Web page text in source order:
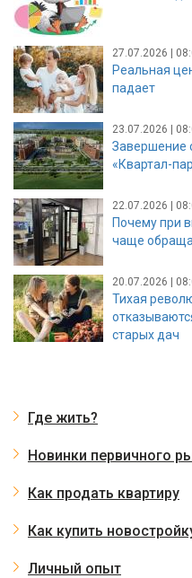
27.07.2026 |
Реальная
падает
23.07.2026 |
Завершение
«Квартал-
22.07.2026 |
Почему при
чаще
20.07.2026 |
Тихая
старых дач
Где жить?
Новинки первичного
Как продать квартиру
Как купить
Личный опыт